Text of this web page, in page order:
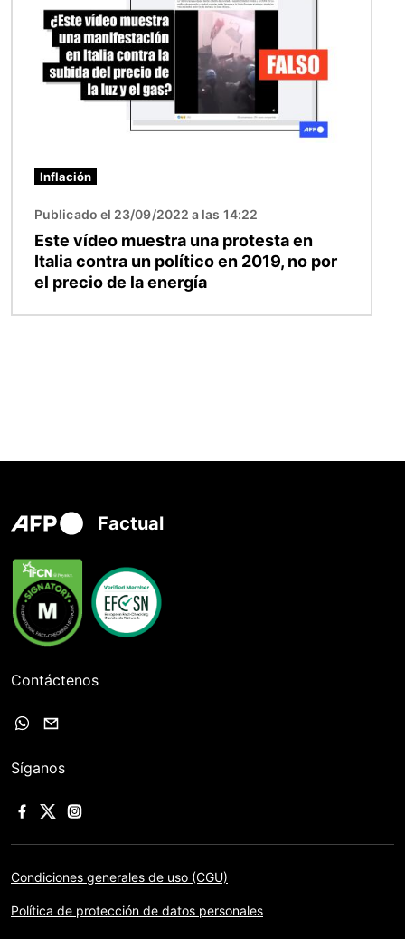
Inflación
Publicado el 23/09/2022 a las 14:22
Este vídeo muestra una protesta en
Italia contra un político en 2019, no por
el precio de la energía
Factual
Contáctenos
Síganos
Condiciones generales de uso (CGU)
Política de protección de datos personales